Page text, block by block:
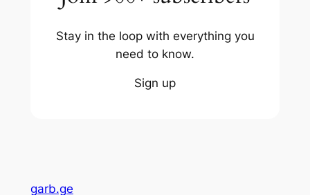
Stay in the loop with everything you
need to know.
Sign up
garb.ge